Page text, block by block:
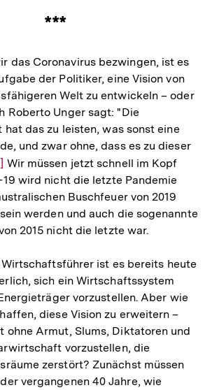
***
das Coronavirus bezwingen, ist es
der Politiker, eine Vision von
Welt zu entwickeln – oder
Roberto Unger sagt: "Die
das zu leisten, was sonst eine
und zwar ohne, dass es zu dieser
Wir müssen jetzt schnell im Kopf
wird nicht die letzte Pandemie
Buschfeuer von 2019
werden und auch die sogenannte
2015 nicht die letzte war.
ist es bereits heute
sich ein Wirtschaftssystem
vorzustellen. Aber wie
diese Vision zu erweitern –
ohne Armut, Slums, Diktatoren und
vorzustellen, die
zerstört? Zunächst müssen
vergangenen 40 Jahre, wie